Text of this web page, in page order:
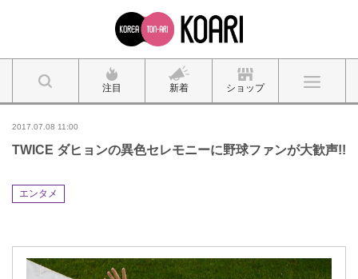
注目 新着 ショップ
2017.07.08 11:00
TWICE ダヒョンの異色セレモニーに野球ファンが大歓声!!
エンタメ